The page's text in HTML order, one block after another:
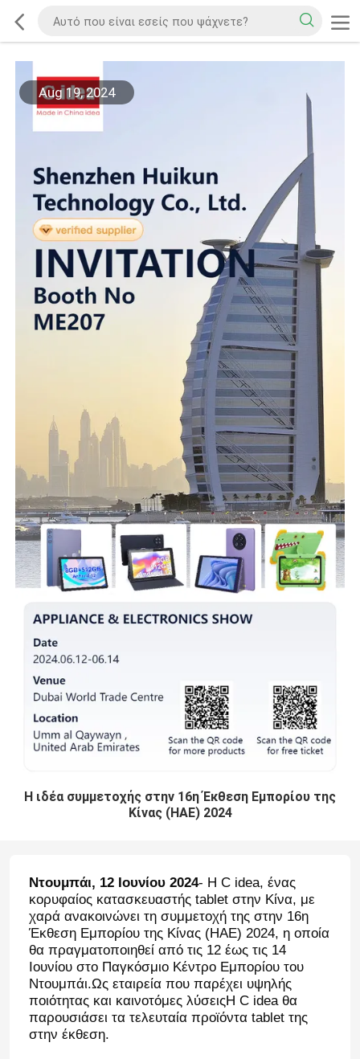
Aug 19, 2024
Η ιδέα συμμετοχής στην 16η Έκθεση Εμπορίου της
Κίνας (ΗΑΕ) 2024
Ντουμπάι, 12 Ιουνίου 2024- Η C idea, ένας
κορυφαίος κατασκευαστής tablet στην Κίνα, με
χαρά ανακοινώνει τη συμμετοχή της στην 16η
Έκθεση Εμπορίου της Κίνας (ΗΑΕ) 2024, η οποία
θα πραγματοποιηθεί από τις 12 έως τις 14
Ιουνίου στο Παγκόσμιο Κέντρο Εμπορίου του
Ντουμπάι.Ως εταιρεία που παρέχει υψηλής
ποιότητας και καινοτόμες λύσειςΗ C idea θα
παρουσιάσει τα τελευταία προϊόντα tablet της
στην έκθεση.